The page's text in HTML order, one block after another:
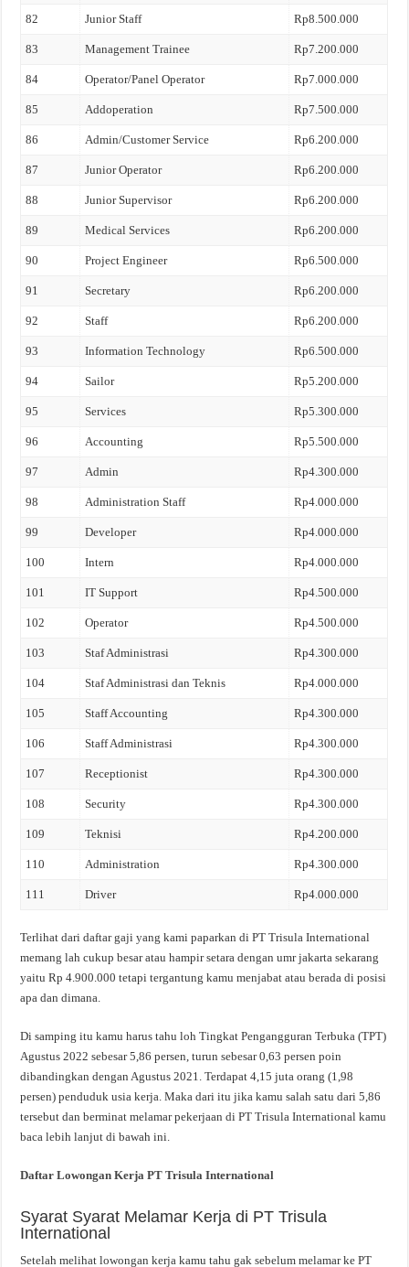
82 Junior Staff Rp8.500.000
83 Management Trainee Rp7.200.000
84 Operator/Panel Operator Rp7.000.000
85 Addoperation Rp7.500.000
86 Admin/Customer Service Rp6.200.000
87 Junior Operator Rp6.200.000
88 Junior Supervisor Rp6.200.000
89 Medical Services Rp6.200.000
90 Project Engineer Rp6.500.000
91 Secretary Rp6.200.000
92 Staff Rp6.200.000
93 Information Technology Rp6.500.000
94 Sailor Rp5.200.000
95 Services Rp5.300.000
96 Accounting Rp5.500.000
97 Admin Rp4.300.000
98 Administration Staff Rp4.000.000
99 Developer Rp4.000.000
100 Intern Rp4.000.000
101 IT Support Rp4.500.000
102 Operator Rp4.500.000
103 Staf Administrasi Rp4.300.000
104 Staf Administrasi dan Teknis Rp4.000.000
105 Staff Accounting Rp4.300.000
106 Staff Administrasi Rp4.300.000
107 Receptionist Rp4.300.000
108 Security Rp4.300.000
109 Teknisi Rp4.200.000
110 Administration Rp4.300.000
111 Driver Rp4.000.000
Terlihat dari daftar gaji yang kami paparkan di PT Trisula International
memang lah cukup besar atau hampir setara dengan umr jakarta sekarang
yaitu Rp 4.900.000 tetapi tergantung kamu menjabat atau berada di posisi
apa dan dimana.
Di samping itu kamu harus tahu loh Tingkat Pengangguran Terbuka (TPT)
Agustus 2022 sebesar 5,86 persen, turun sebesar 0,63 persen poin
dibandingkan dengan Agustus 2021. Terdapat 4,15 juta orang (1,98
persen) penduduk usia kerja. Maka dari itu jika kamu salah satu dari 5,86
tersebut dan berminat melamar pekerjaan di PT Trisula International kamu
baca lebih lanjut di bawah ini.
Daftar Lowongan Kerja PT Trisula International
Syarat Syarat Melamar Kerja di PT Trisula
International
Setelah melihat lowongan kerja kamu tahu gak sebelum melamar ke PT